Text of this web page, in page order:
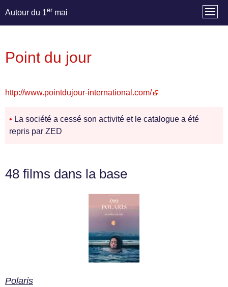
Autour du 1er mai
Point du jour
http://www.pointdujour-international.com/
• La société a cessé son activité et le catalogue a été
repris par ZED
48 films dans la base
Polaris